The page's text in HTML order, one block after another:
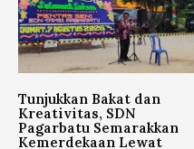
Tunjukkan Bakat dan
Kreativitas, SDN
Pagarbatu Semarakkan
Kemerdekaan Lewat